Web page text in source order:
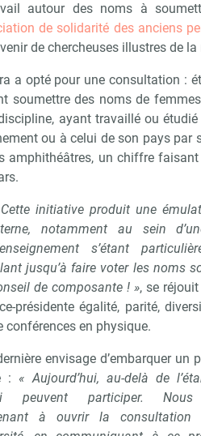
autour des noms à
de solidarité des anciens
de chercheuses illustres de la
a opté pour une consultation :
soumettre des noms de
ayant travaillé ou
ou à celui de son pays par
amphithéâtres, un chiffre
initiative produit une
notamment au sein
s’étant
jusqu’à faire voter les noms
de composante ! », se réjouit
présidente égalité, parité,
conférences en physique.
envisage d’embarquer un
: « Aujourd’hui, au-delà de
peuvent participer. Nous
à ouvrir la consultation
Recevoir